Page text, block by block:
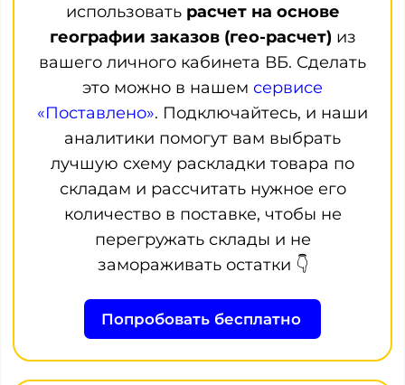
использовать расчет на основе
географии заказов (гео-расчет)из
вашего личного кабинета ВБ. Сделать
это можно в нашем сервисе
«Поставлено». Подключайтесь, и наши
аналитики помогут вам выбрать
лучшую схему раскладки товара по
складам и рассчитать нужное его
количество в поставке, чтобы не
перегружать склады и не
замораживать остатки 👇
Попробовать бесплатно